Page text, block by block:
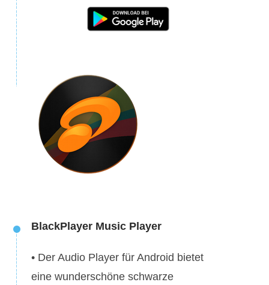
BlackPlayer Music Player
• Der Audio Player für Android bietet
eine wunderschöne schwarze